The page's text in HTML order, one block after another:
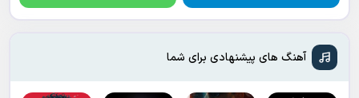
آهنگ های پیشنهادی برای شما